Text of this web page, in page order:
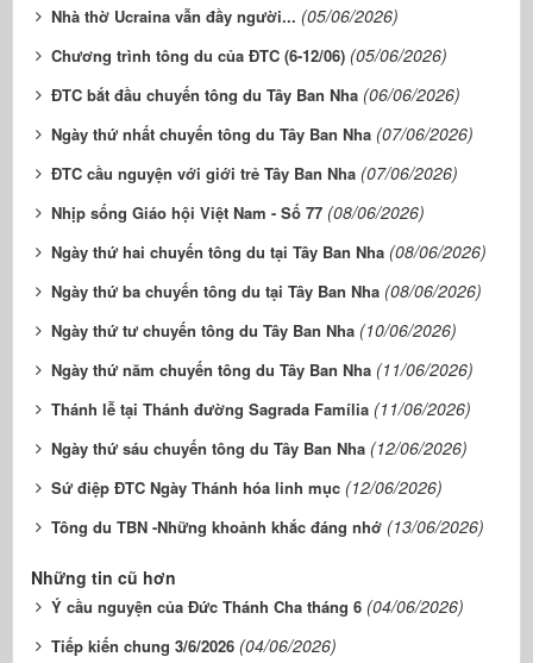
Nhà thờ Ucraina vẫn đầy người... (05/06/2026)
Chương trình tông du của ĐTC (6-12/06) (05/06/2026)
ĐTC bắt đầu chuyến tông du Tây Ban Nha (06/06/2026)
Ngày thứ nhất chuyến tông du Tây Ban Nha (07/06/2026)
ĐTC cầu nguyện với giới trẻ Tây Ban Nha (07/06/2026)
Nhịp sống Giáo hội Việt Nam - Số 77 (08/06/2026)
Ngày thứ hai chuyến tông du tại Tây Ban Nha (08/06/2026)
Ngày thứ ba chuyến tông du tại Tây Ban Nha (08/06/2026)
Ngày thứ tư chuyến tông du Tây Ban Nha (10/06/2026)
Ngày thứ năm chuyến tông du Tây Ban Nha (11/06/2026)
Thánh lễ tại Thánh đường Sagrada Família (11/06/2026)
Ngày thứ sáu chuyến tông du Tây Ban Nha (12/06/2026)
Sứ điệp ĐTC Ngày Thánh hóa linh mục (12/06/2026)
Tông du TBN -Những khoảnh khắc đáng nhớ (13/06/2026)
Những tin cũ hơn
Ý cầu nguyện của Đức Thánh Cha tháng 6 (04/06/2026)
Tiếp kiến chung 3/6/2026 (04/06/2026)